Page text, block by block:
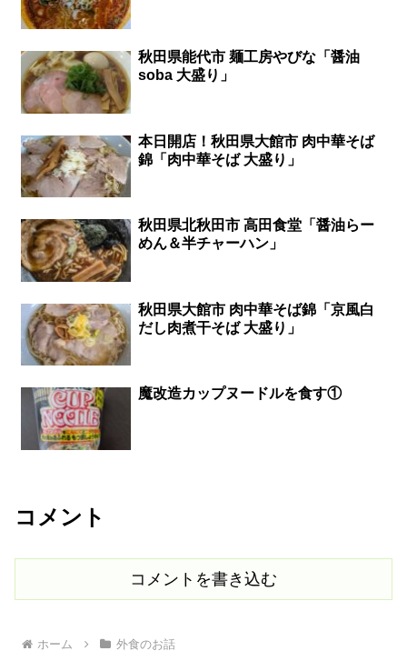
秋田県能代市 麺工房やびな「醤油
soba 大盛り」
本日開店！秋田県大館市 肉中華そば
錦「肉中華そば 大盛り」
秋田県北秋田市 高田食堂「醤油らー
めん＆半チャーハン」
秋田県大館市 肉中華そば錦「京風白
だし肉煮干そば 大盛り」
魔改造カップヌードルを食す①
コメント
コメントを書き込む
ホーム 外食のお話